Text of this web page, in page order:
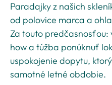
Paradajky z našich
od polovice marca a
Za touto
how a túžba ponúknuť
uspokojenie dopytu,
samotné letné obdobie.